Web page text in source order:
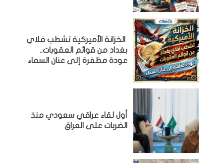
الخزانة الأميركية تشطب فلاي
بغداد من قوائم العقوبات..
عودة مظفرة إلى عنان السماء
أول لقاء عراقي سعودي منذ
الضربات على العراق